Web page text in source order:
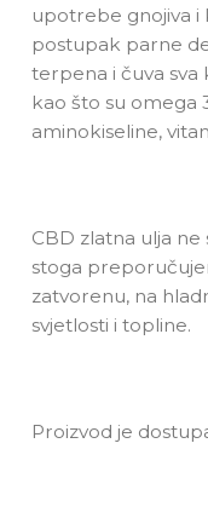
upotrebe gnojiva i
postupak parne
terpena i čuva sva
kao što su omega
aminokiseline,
CBD zlatna ulja
stoga
zatvorenu, na
svjetlosti i topline.
Proizvod je